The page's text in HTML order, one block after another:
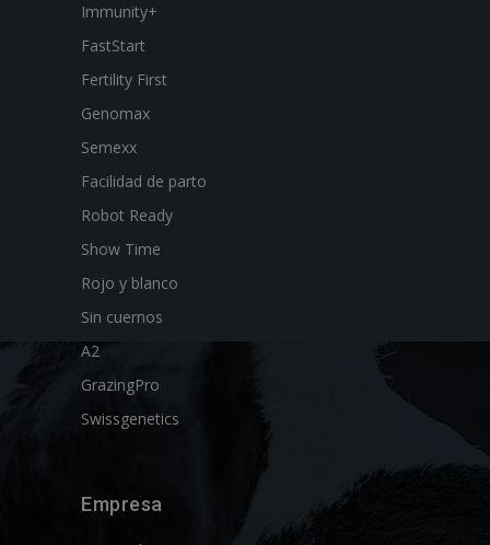
Immunity+
FastStart
Fertility First
Genomax
Semexx
Facilidad de parto
Robot Ready
Show Time
Rojo y blanco
Sin cuernos
A2
GrazingPro
Swissgenetics
Empresa